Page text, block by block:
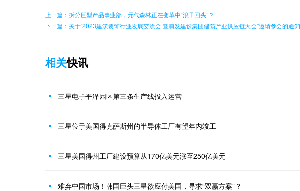
上一篇：拆分巨型产品事业部，元气森林正在变革中“浪子回头”？
下一篇：关于“2023建筑装饰行业发展交流会 暨浦发建设集团建筑产业供应链大会”邀请参会的通知
相关快讯
三星电子平泽园区第三条生产线投入运营
三星位于美国得克萨斯州的半导体工厂有望年内竣工
三星美国得州工厂建设预算从170亿美元涨至250亿美元
难弃中国市场！韩国巨头三星欲应付美国，寻求“双赢方案”？